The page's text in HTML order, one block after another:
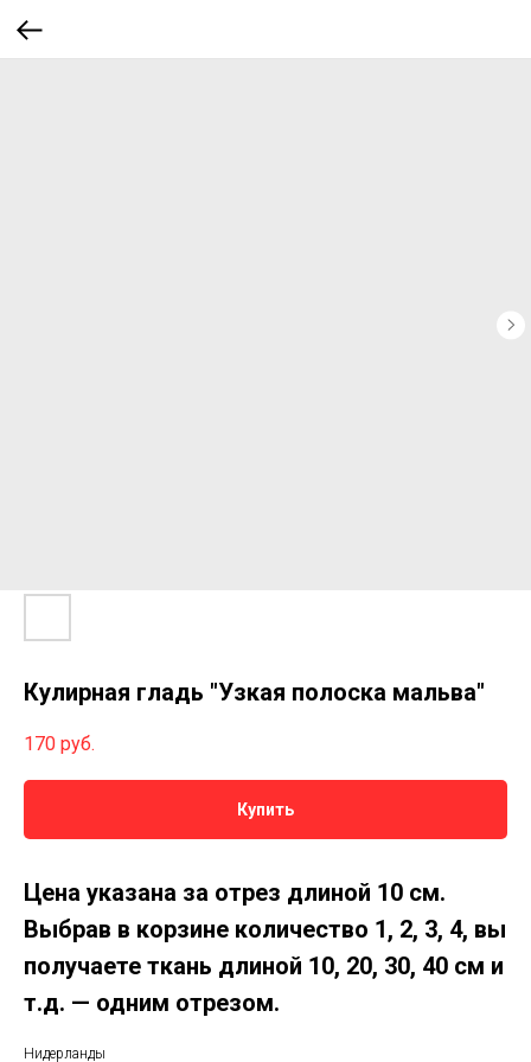
Кулирная гладь "Узкая полоска мальва"
170 руб.
Купить
Цена указана за отрез длиной 10 см.
Выбрав в корзине количество 1, 2, 3, 4, вы
получаете ткань длиной 10, 20, 30, 40 см и
т.д. — одним отрезом.
Нидерланды